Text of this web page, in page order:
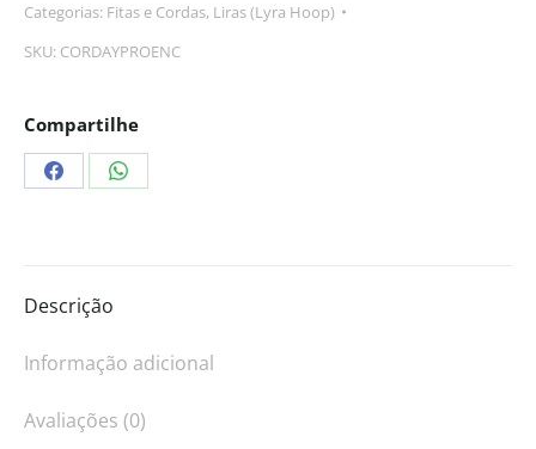
Categorias: Fitas e Cordas, Liras (Lyra Hoop)
SKU: CORDAYPROENC
Compartilhe
Descrição
Informação adicional
Avaliações (0)